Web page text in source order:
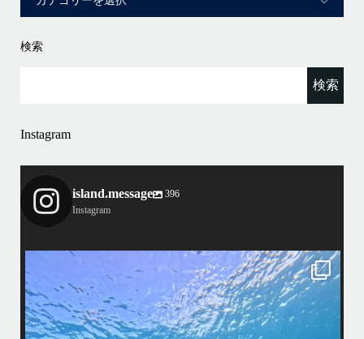
検索
Instagram
island.message
396
Instagram
island.message
はいさい！
アイランドメッセージです
•
最近投稿できてませんでしたが今シーズンも渡嘉敷島上陸ツアーとケラ
マ体験ダイビング&シュノーケル班に分かれて毎日海へ行っております